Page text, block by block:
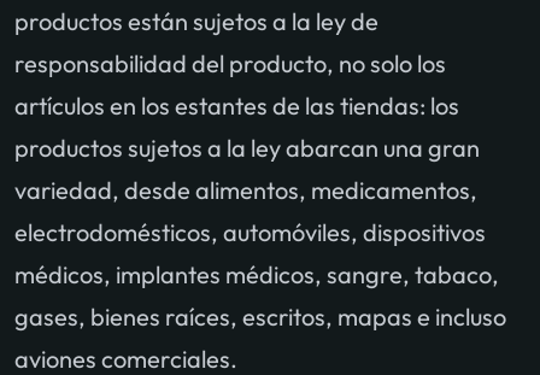
productos están sujetos a la ley de
responsabilidad del producto, no solo los
artículos en los estantes de las tiendas: los
productos sujetos a la ley abarcan una gran
variedad, desde alimentos, medicamentos,
electrodomésticos, automóviles, dispositivos
médicos, implantes médicos, sangre, tabaco,
gases, bienes raíces, escritos, mapas e incluso
aviones comerciales.